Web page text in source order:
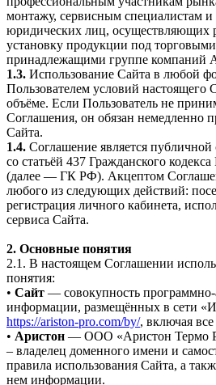
монтажу, сервисным специалистам и
юридических лиц, осуществляющих
установку продукции под
принадлежащими группе компаний
1.3. Использование Сайта в любой
Пользователем условий настоящего
объёме. Если Пользователь не
Соглашения, он обязан немедленно
Сайта.
1.4. Соглашение является публичной
со статьёй 437 Гражданского
(далее — ГК РФ). Акцептом
любого из следующих действий:
регистрация личного кабинета,
сервиса Сайта.
2. Основные понятия
2.1. В настоящем Соглашении
понятия:
• Сайт — совокупность программно-
информации, размещённых в сети
https://ariston-pro.com/by/, включая
• Аристон — ООО «Аристон Термо
– владелец доменного имени и
правила использования Сайта, а
нем информации.